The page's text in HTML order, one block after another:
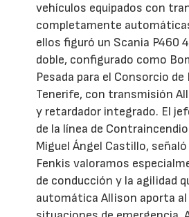
vehículos equipados con
completamente
ellos figuró un Scania P460
doble, configurado como
Pesada para el Consorcio de
Tenerife, con transmisión
y retardador integrado. El
de la línea de
Miguel Ángel Castillo, señaló
Fenkis valoramos
de conducción y la agilidad
automática Allison aporta al